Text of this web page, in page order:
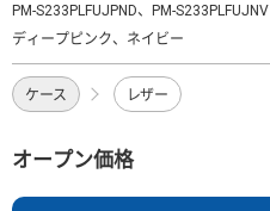
PM-S233PLFUJPND、PM-S233PLFUJNV
ディープピンク、ネイビー
ケース レザー
オープン価格